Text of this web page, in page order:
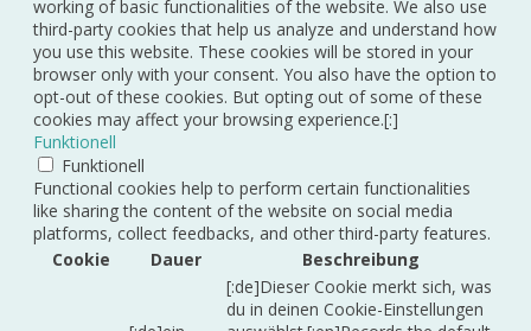
working of basic functionalities of the website. We also use
third-party cookies that help us analyze and understand how
you use this website. These cookies will be stored in your
browser only with your consent. You also have the option to
opt-out of these cookies. But opting out of some of these
cookies may affect your browsing experience.[:]
Funktionell
Funktionell
Functional cookies help to perform certain functionalities
like sharing the content of the website on social media
platforms, collect feedbacks, and other third-party features.
Cookie
Dauer Beschreibung
[:de]Dieser Cookie merkt sich, was
du in deinen Cookie-Einstellungen